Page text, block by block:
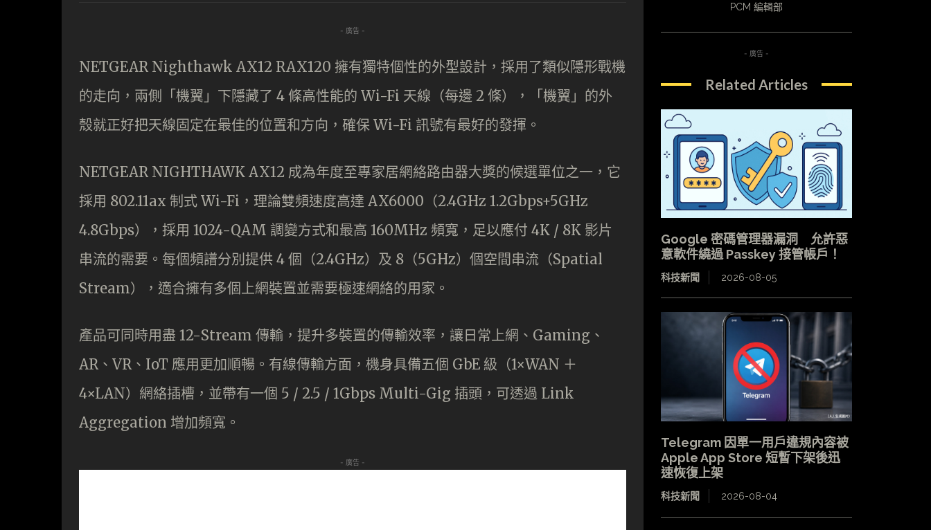
- 廣告 -
NETGEAR Nighthawk AX12 RAX120 擁有獨特個性的外型設計，採用了類似隱形戰機
的走向，兩側「機翼」下隱藏了 4 條高性能的 Wi-Fi 天線（每邊 2 條），「機翼」的外
殼就正好把天線固定在最佳的位置和方向，確保 Wi-Fi 訊號有最好的發揮。
NETGEAR NIGHTHAWK AX12 成為年度至專家居網絡路由器大獎的候選單位之一，它
採用 802.11ax 制式 Wi-Fi，理論雙頻速度高達 AX6000（2.4GHz 1.2Gbps+5GHz
4.8Gbps），採用 1024-QAM 調變方式和最高 160MHz 頻寬，足以應付 4K / 8K 影片
串流的需要。每個頻譜分別提供 4 個（2.4GHz）及 8（5GHz）個空間串流（Spatial
Stream），適合擁有多個上網裝置並需要極速網絡的用家。
產品可同時用盡 12-Stream 傳輸，提升多裝置的傳輸效率，讓日常上網、Gaming、
AR、VR、IoT 應用更加順暢。有線傳輸方面，機身具備五個 GbE 級（1×WAN ＋
4×LAN）網絡插槽，並帶有一個 5 / 2.5 / 1Gbps Multi-Gig 插頭，可透過 Link
Aggregation 增加頻寬。
- 廣告 -
PCM 編輯部
- 廣告 -
Related Articles
Google 密碼管理器漏洞 允許惡
意軟件繞過 Passkey 接管帳戶！
科技新聞 2026-08-05
Telegram 因單一用戶違規內容被
Apple App Store 短暫下架後迅
速恢復上架
科技新聞 2026-08-04